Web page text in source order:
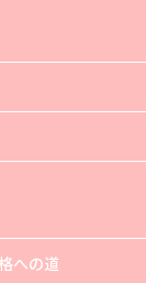
への道